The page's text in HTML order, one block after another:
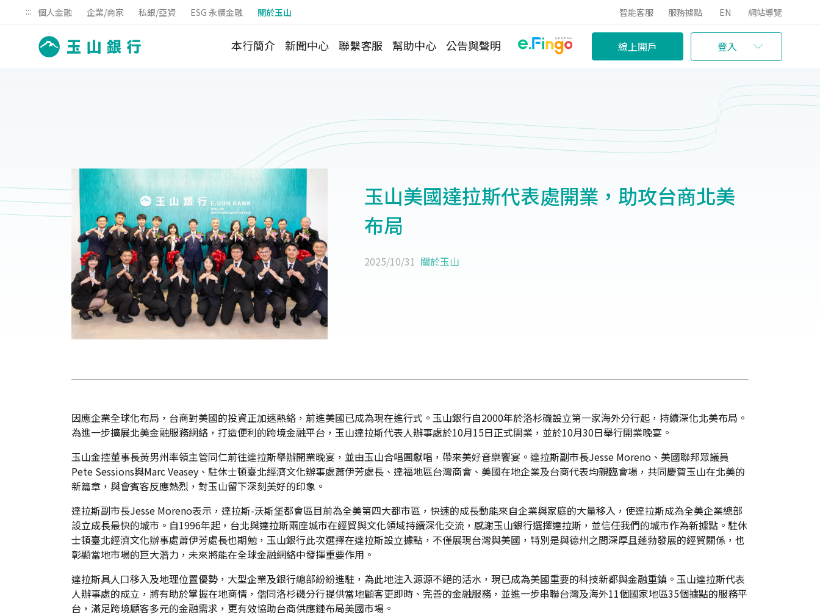
::: 個人金融 企業/商家 私銀/亞資 ESG 永續金融 關於玉山 智能客服 服務據點 EN 網站導覽
本行簡介 新聞中心 聯繫客服 幫助中心 公告與聲明 線上開戶 登入
玉山美國達拉斯代表處開業，助攻台商北美
布局
2025/10/31 關於玉山
因應企業全球化布局，台商對美國的投資正加速熱絡，前進美國已成為現在進行式。玉山銀行自2000年於洛杉磯設立第一家海外分行起，持續深化北美布局。
為進一步擴展北美金融服務網絡，打造便利的跨境金融平台，玉山達拉斯代表人辦事處於10月15日正式開業，並於10月30日舉行開業晚宴。
玉山金控董事長黃男州率領主管同仁前往達拉斯舉辦開業晚宴，並由玉山合唱團獻唱，帶來美好音樂饗宴。達拉斯副市長Jesse Moreno、美國聯邦眾議員
Pete Sessions與Marc Veasey、駐休士頓臺北經濟文化辦事處蕭伊芳處長、達福地區台灣商會、美國在地企業及台商代表均親臨會場，共同慶賀玉山在北美的
新篇章，與會賓客反應熱烈，對玉山留下深刻美好的印象。
達拉斯副市長Jesse Moreno表示，達拉斯-沃斯堡都會區目前為全美第四大都市區，快速的成長動能來自企業與家庭的大量移入，使達拉斯成為全美企業總部
設立成長最快的城市。自1996年起，台北與達拉斯兩座城市在經貿與文化領域持續深化交流，感謝玉山銀行選擇達拉斯，並信任我們的城市作為新據點。駐休
士頓臺北經濟文化辦事處蕭伊芳處長也期勉，玉山銀行此次選擇在達拉斯設立據點，不僅展現台灣與美國，特別是與德州之間深厚且蓬勃發展的經貿關係，也
彰顯當地市場的巨大潛力，未來將能在全球金融網絡中發揮重要作用。
達拉斯具人口移入及地理位置優勢，大型企業及銀行總部紛紛進駐，為此地注入源源不絕的活水，現已成為美國重要的科技新都與金融重鎮。玉山達拉斯代表
人辦事處的成立，將有助於掌握在地商情，偕同洛杉磯分行提供當地顧客更即時、完善的金融服務，並進一步串聯台灣及海外11個國家地區35個據點的服務平
台，滿足跨境顧客多元的金融需求，更有效協助台商供應鏈布局美國市場。